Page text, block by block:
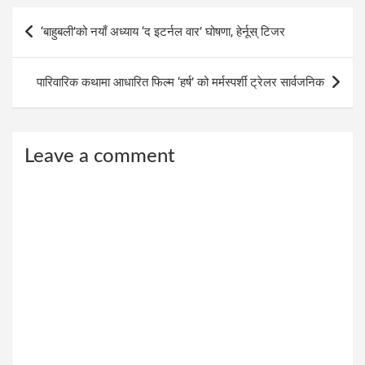
navigation
‘बाहुबली’को नयाँ अध्याय ‘द इटर्नल वार’ घोषणा, हेर्नूस् टिजर
पारिवारिक कथामा आधारित फिल्म ‘हर्ष’ को मर्मस्पर्शी ट्रेलर सार्वजनिक
Leave a comment